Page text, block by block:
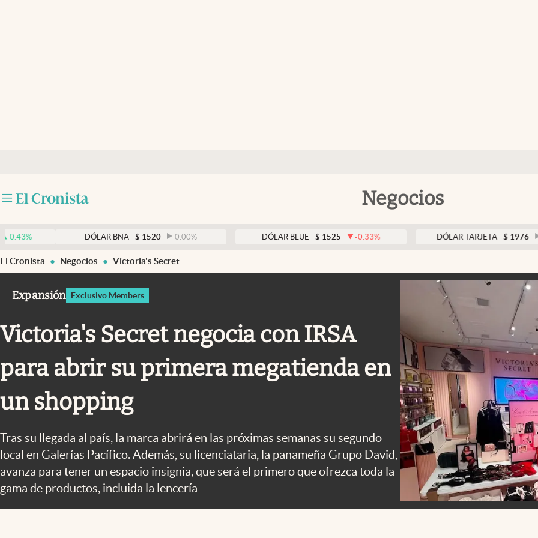
Negocios
Infotechnology
Clase
Mundial 2026
Eventos Corporativos
El Cronista Studio
Mediakit
abre en nueva pestaña
DÓLAR BNA $ 1520 0.00% DÓLAR BLUE $ 1525 -0.33% DÓLAR TARJETA $ 1976 0.00%
El Cronista Negocios Victoria's Secret
Expansión Exclusivo Members
Victoria's Secret negocia con IRSA
para abrir su primera megatienda en
un shopping
Tras su llegada al país, la marca abrirá en las próximas semanas su segundo
local en Galerías Pacífico. Además, su licenciataria, la panameña Grupo David,
avanza para tener un espacio insignia, que será el primero que ofrezca toda la
gama de productos, incluida la lencería